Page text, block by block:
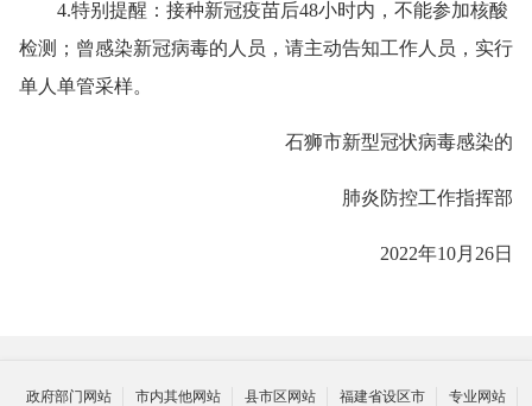
4.特别提醒：接种新冠疫苗后48小时内，不能参加核酸
检测；曾感染新冠病毒的人员，请主动告知工作人员，实行
单人单管采样。
石狮市新型冠状病毒感染的
肺炎防控工作指挥部
2022年10月26日
政府部门网站 市内其他网站 县市区网站 福建省设区市 专业网站